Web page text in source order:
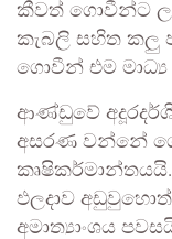
කීවත් ගොවීන්ට
කැබලි සහිත කලු
ගොවීන් එම මාධ්‍ය
ආණ්ඩුවේ
අසරණ වන්නේ
ඵලදාව
අමාත්‍යාංශය